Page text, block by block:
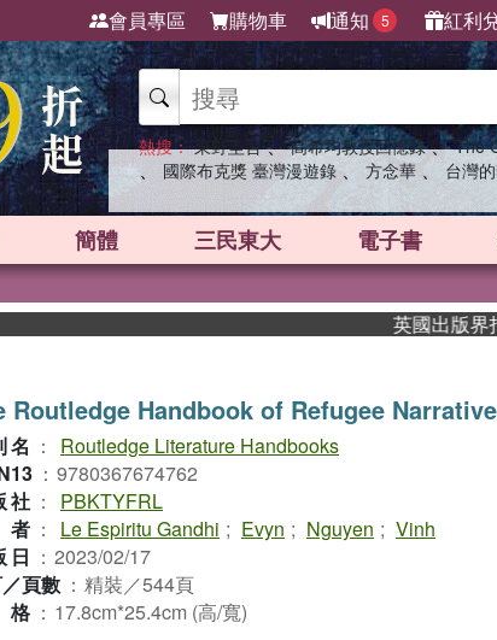
會員專區 購物車 通知 5 紅利
熱搜： 東野圭吾 、 高希均教授回憶錄 、 The
、 國際布克獎 臺灣漫遊錄 、 方念華 、 台灣
簡體 三民東大 電子書
英國出版界指
Routledge Handbook of Refugee
名 ：
Routledge Literature Handbooks
： 9780367674762
社 ：
PBKTYFRL
： Le Espiritu Gandhi ; Evyn ; Nguyen ; Vinh
日 ： 2023/02/17
頁數 ： 精裝／544頁
： 17.8cm*25.4cm (高/寬)